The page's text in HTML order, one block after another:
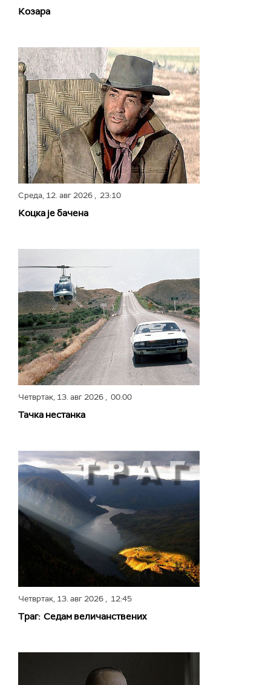
Козара
Среда, 12. авг 2026, 23:10
Коцка је бачена
Четвртак, 13. авг 2026, 00:00
Тачка нестанка
Четвртак, 13. авг 2026, 12:45
Траг: Седам величанствених